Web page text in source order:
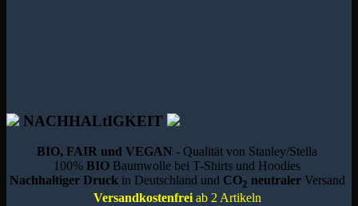
NACHHALtIGKEIT
BIO, FAIR und VEGAN - Qualität von Stanley/Stella
100%BIO Baumwolle bei T-Shirts und Hoodies
Nachhaltiger Druck in Deutschland und CO2 neutraler Versand
Versandkostenfreiab 2 Artikeln